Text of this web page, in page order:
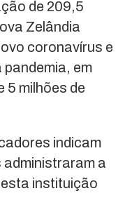
de 209,5
Zelândia
coronavírus e
pandemia, em
5 milhões de
indicam
administraram a
instituição